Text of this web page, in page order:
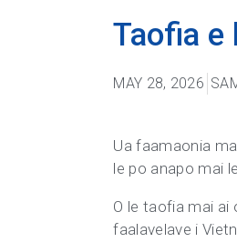
Taofia e
MAY 28, 2026
Ua faamaonia
le po anapo mai
O le taofia mai ai
faalavelave i